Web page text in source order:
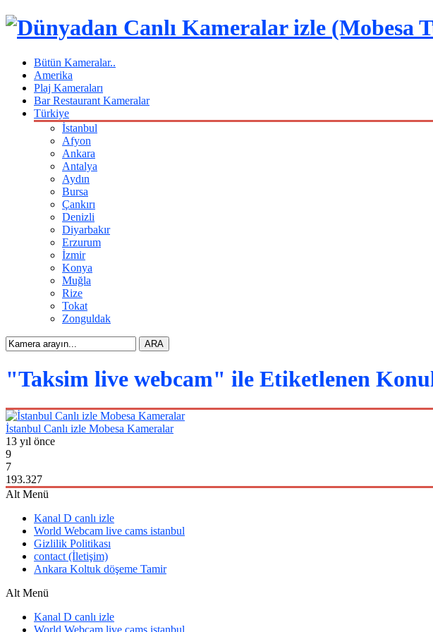
Bütün Kameralar..
Amerika
Plaj Kameraları
Bar Restaurant Kameralar
Türkiye
İstanbul
Afyon
Ankara
Antalya
Aydın
Bursa
Çankırı
Denizli
Diyarbakır
Erzurum
İzmir
Konya
Muğla
Rize
Tokat
Zonguldak
"Taksim live webcam" ile Etiketlenen
İstanbul Canlı izle Mobesa Kameralar
13 yıl önce
9
7
193.327
Alt Menü
Kanal D canlı izle
World Webcam live cams istanbul
Gizlilik Politikası
contact (İletişim)
Ankara Koltuk döşeme Tamir
Alt Menü
Kanal D canlı izle
World Webcam live cams istanbul